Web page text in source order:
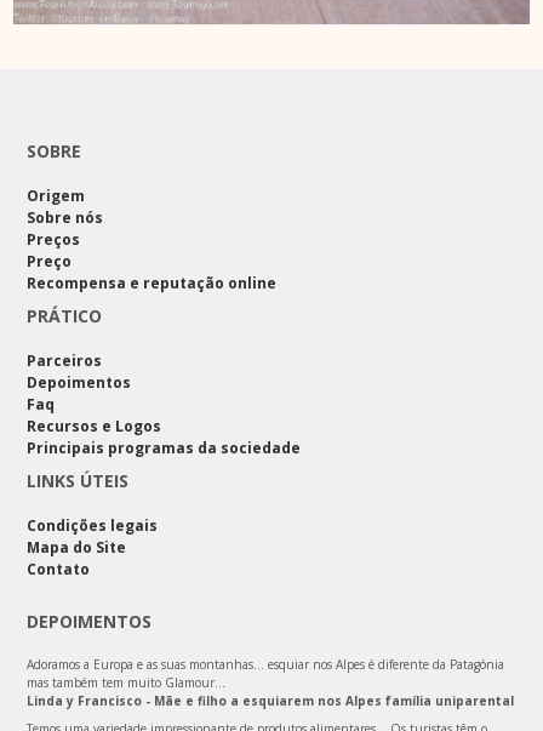
SOBRE
Origem
Sobre nós
Preços
Preço
Recompensa e reputação online
PRÁTICO
Parceiros
Depoimentos
Faq
Recursos e Logos
Principais programas da sociedade
LINKS ÚTEIS
Condições legais
Mapa do Site
Contato
DEPOIMENTOS
Adoramos a Europa e as suas montanhas… esquiar nos Alpes é diferente da Patagónia
mas também tem muito Glamour…
Linda y Francisco - Mãe e filho a esquiarem nos Alpes família uniparental